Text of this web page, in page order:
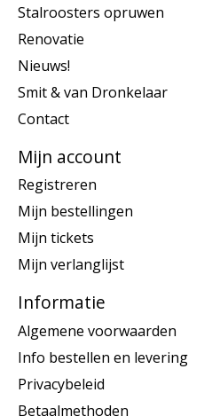
Stalroosters opruwen
Renovatie
Nieuws!
Smit & van Dronkelaar
Contact
Mijn account
Registreren
Mijn bestellingen
Mijn tickets
Mijn verlanglijst
Informatie
Algemene voorwaarden
Info bestellen en levering
Privacybeleid
Betaalmethoden